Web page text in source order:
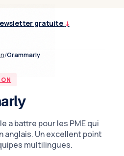
gratuite ↓
/Grammarly
a battre pour les PME qui
anglais. Un excellent point
multilingues.